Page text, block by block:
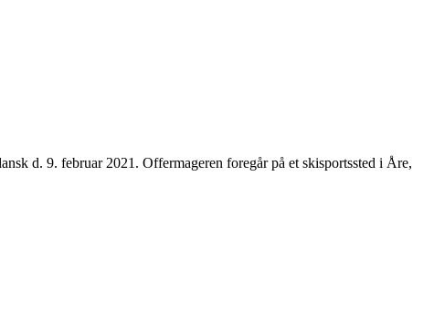
d. 9. februar 2021. Offermageren foregår på et skisportssted i Åre,